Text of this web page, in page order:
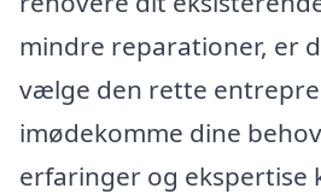
mindre reparationer, er
vælge den rette
imødekomme dine
erfaringer og ekspertise